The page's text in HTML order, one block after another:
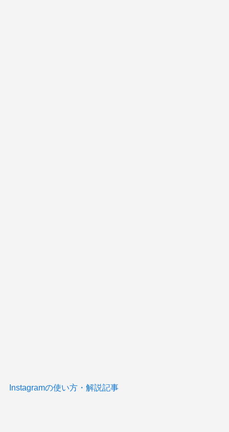
Instagramの使い方・解説記事